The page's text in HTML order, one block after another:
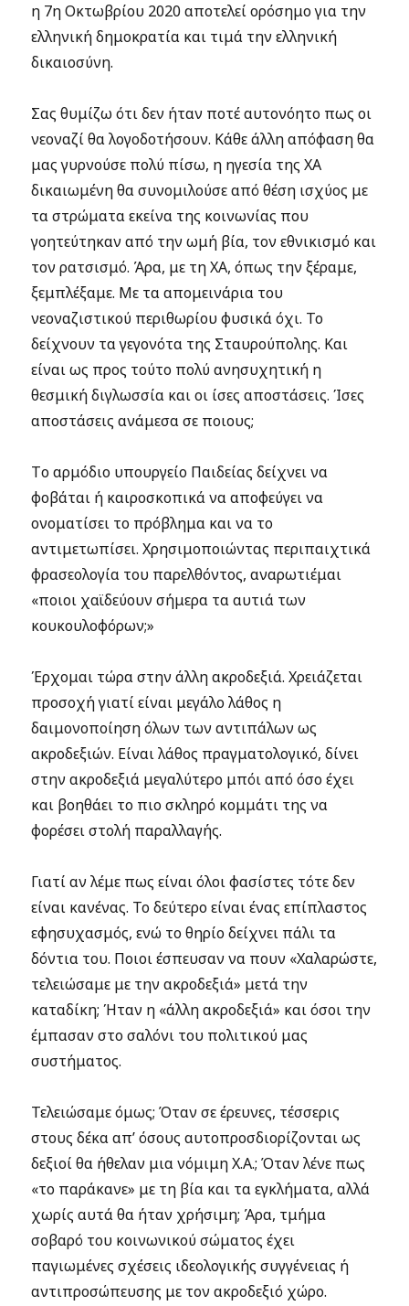
η 7η Οκτωβρίου 2020 αποτελεί ορόσημο για την
ελληνική δημοκρατία και τιμά την ελληνική
δικαιοσύνη.
Σας θυμίζω ότι δεν ήταν ποτέ αυτονόητο πως οι
νεοναζί θα λογοδοτήσουν. Κάθε άλλη απόφαση θα
μας γυρνούσε πολύ πίσω, η ηγεσία της ΧΑ
δικαιωμένη θα συνομιλούσε από θέση ισχύος με
τα στρώματα εκείνα της κοινωνίας που
γοητεύτηκαν από την ωμή βία, τον εθνικισμό και
τον ρατσισμό. Άρα, με τη ΧΑ, όπως την ξέραμε,
ξεμπλέξαμε. Με τα απομεινάρια του
νεοναζιστικού περιθωρίου φυσικά όχι. Το
δείχνουν τα γεγονότα της Σταυρούπολης. Και
είναι ως προς τούτο πολύ ανησυχητική η
θεσμική διγλωσσία και οι ίσες αποστάσεις. Ίσες
αποστάσεις ανάμεσα σε ποιους;
Tο αρμόδιο υπουργείο Παιδείας δείχνει να
φοβάται ή καιροσκοπικά να αποφεύγει να
ονοματίσει το πρόβλημα και να το
αντιμετωπίσει. Χρησιμοποιώντας περιπαιχτικά
φρασεολογία του παρελθόντος, αναρωτιέμαι
«ποιοι χαϊδεύουν σήμερα τα αυτιά των
κουκουλοφόρων;»
Έρχομαι τώρα στην άλλη ακροδεξιά. Χρειάζεται
προσοχή γιατί είναι μεγάλο λάθος η
δαιμονοποίηση όλων των αντιπάλων ως
ακροδεξιών. Είναι λάθος πραγματολογικό, δίνει
στην ακροδεξιά μεγαλύτερο μπόι από όσο έχει
και βοηθάει το πιο σκληρό κομμάτι της να
φορέσει στολή παραλλαγής.
Γιατί αν λέμε πως είναι όλοι φασίστες τότε δεν
είναι κανένας. Το δεύτερο είναι ένας επίπλαστος
εφησυχασμός, ενώ το θηρίο δείχνει πάλι τα
δόντια του. Ποιοι έσπευσαν να πουν «Χαλαρώστε,
τελειώσαμε με την ακροδεξιά» μετά την
καταδίκη; Ήταν η «άλλη ακροδεξιά» και όσοι την
έμπασαν στο σαλόνι του πολιτικού μας
συστήματος.
Τελειώσαμε όμως; Όταν σε έρευνες, τέσσερις
στους δέκα απ’ όσους αυτοπροσδιορίζονται ως
δεξιοί θα ήθελαν μια νόμιμη Χ.Α.; Όταν λένε πως
«το παράκανε» με τη βία και τα εγκλήματα, αλλά
χωρίς αυτά θα ήταν χρήσιμη; Άρα, τμήμα
σοβαρό του κοινωνικού σώματος έχει
παγιωμένες σχέσεις ιδεολογικής συγγένειας ή
αντιπροσώπευσης με τον ακροδεξιό χώρο.